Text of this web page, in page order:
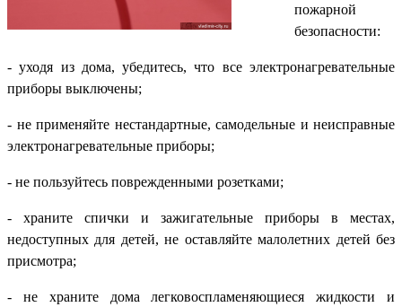
пожарной
безопасности:
- уходя из дома, убедитесь, что все электронагревательные
приборы выключены;
- не применяйте нестандартные, самодельные и неисправные
электронагревательные приборы;
- не пользуйтесь поврежденными розетками;
- храните спички и зажигательные приборы в местах,
недоступных для детей, не оставляйте малолетних детей без
присмотра;
- не храните дома легковоспламеняющиеся жидкости и